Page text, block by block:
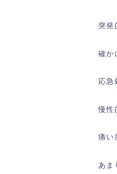
突発
確か
応急
慢性
痛い
あま